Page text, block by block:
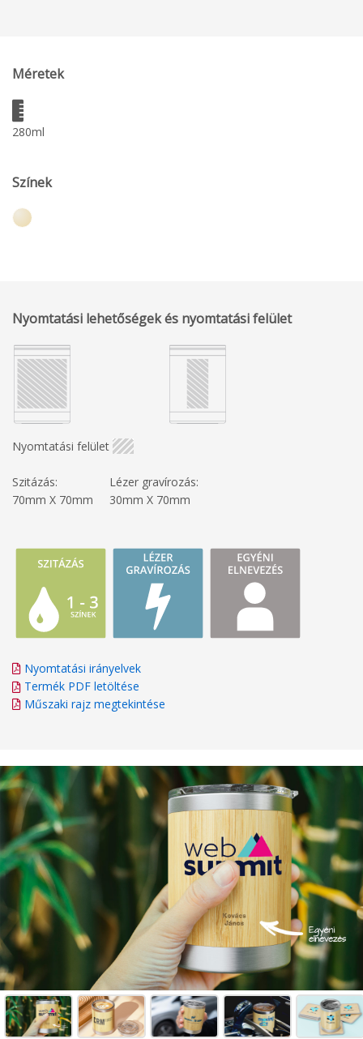
Méretek
280ml
Színek
Nyomtatási lehetőségek és nyomtatási felület
Nyomtatási felület
Szitázás:
70mm X 70mm
Lézer gravírozás:
30mm X 70mm
Nyomtatási irányelvek
Termék PDF letöltése
Műszaki rajz megtekintése